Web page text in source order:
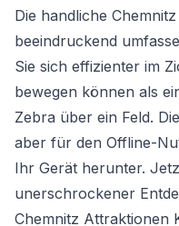
Die handliche
beeindruckend
Sie sich effizienter im
bewegen können als
Zebra über ein Feld.
aber für den Offline-
Ihr Gerät herunter.
unerschrockener
Chemnitz Attraktionen